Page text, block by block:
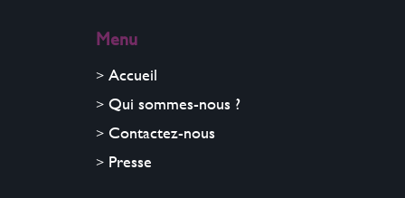
Menu
Accueil
Qui sommes-nous ?
Contactez-nous
Presse